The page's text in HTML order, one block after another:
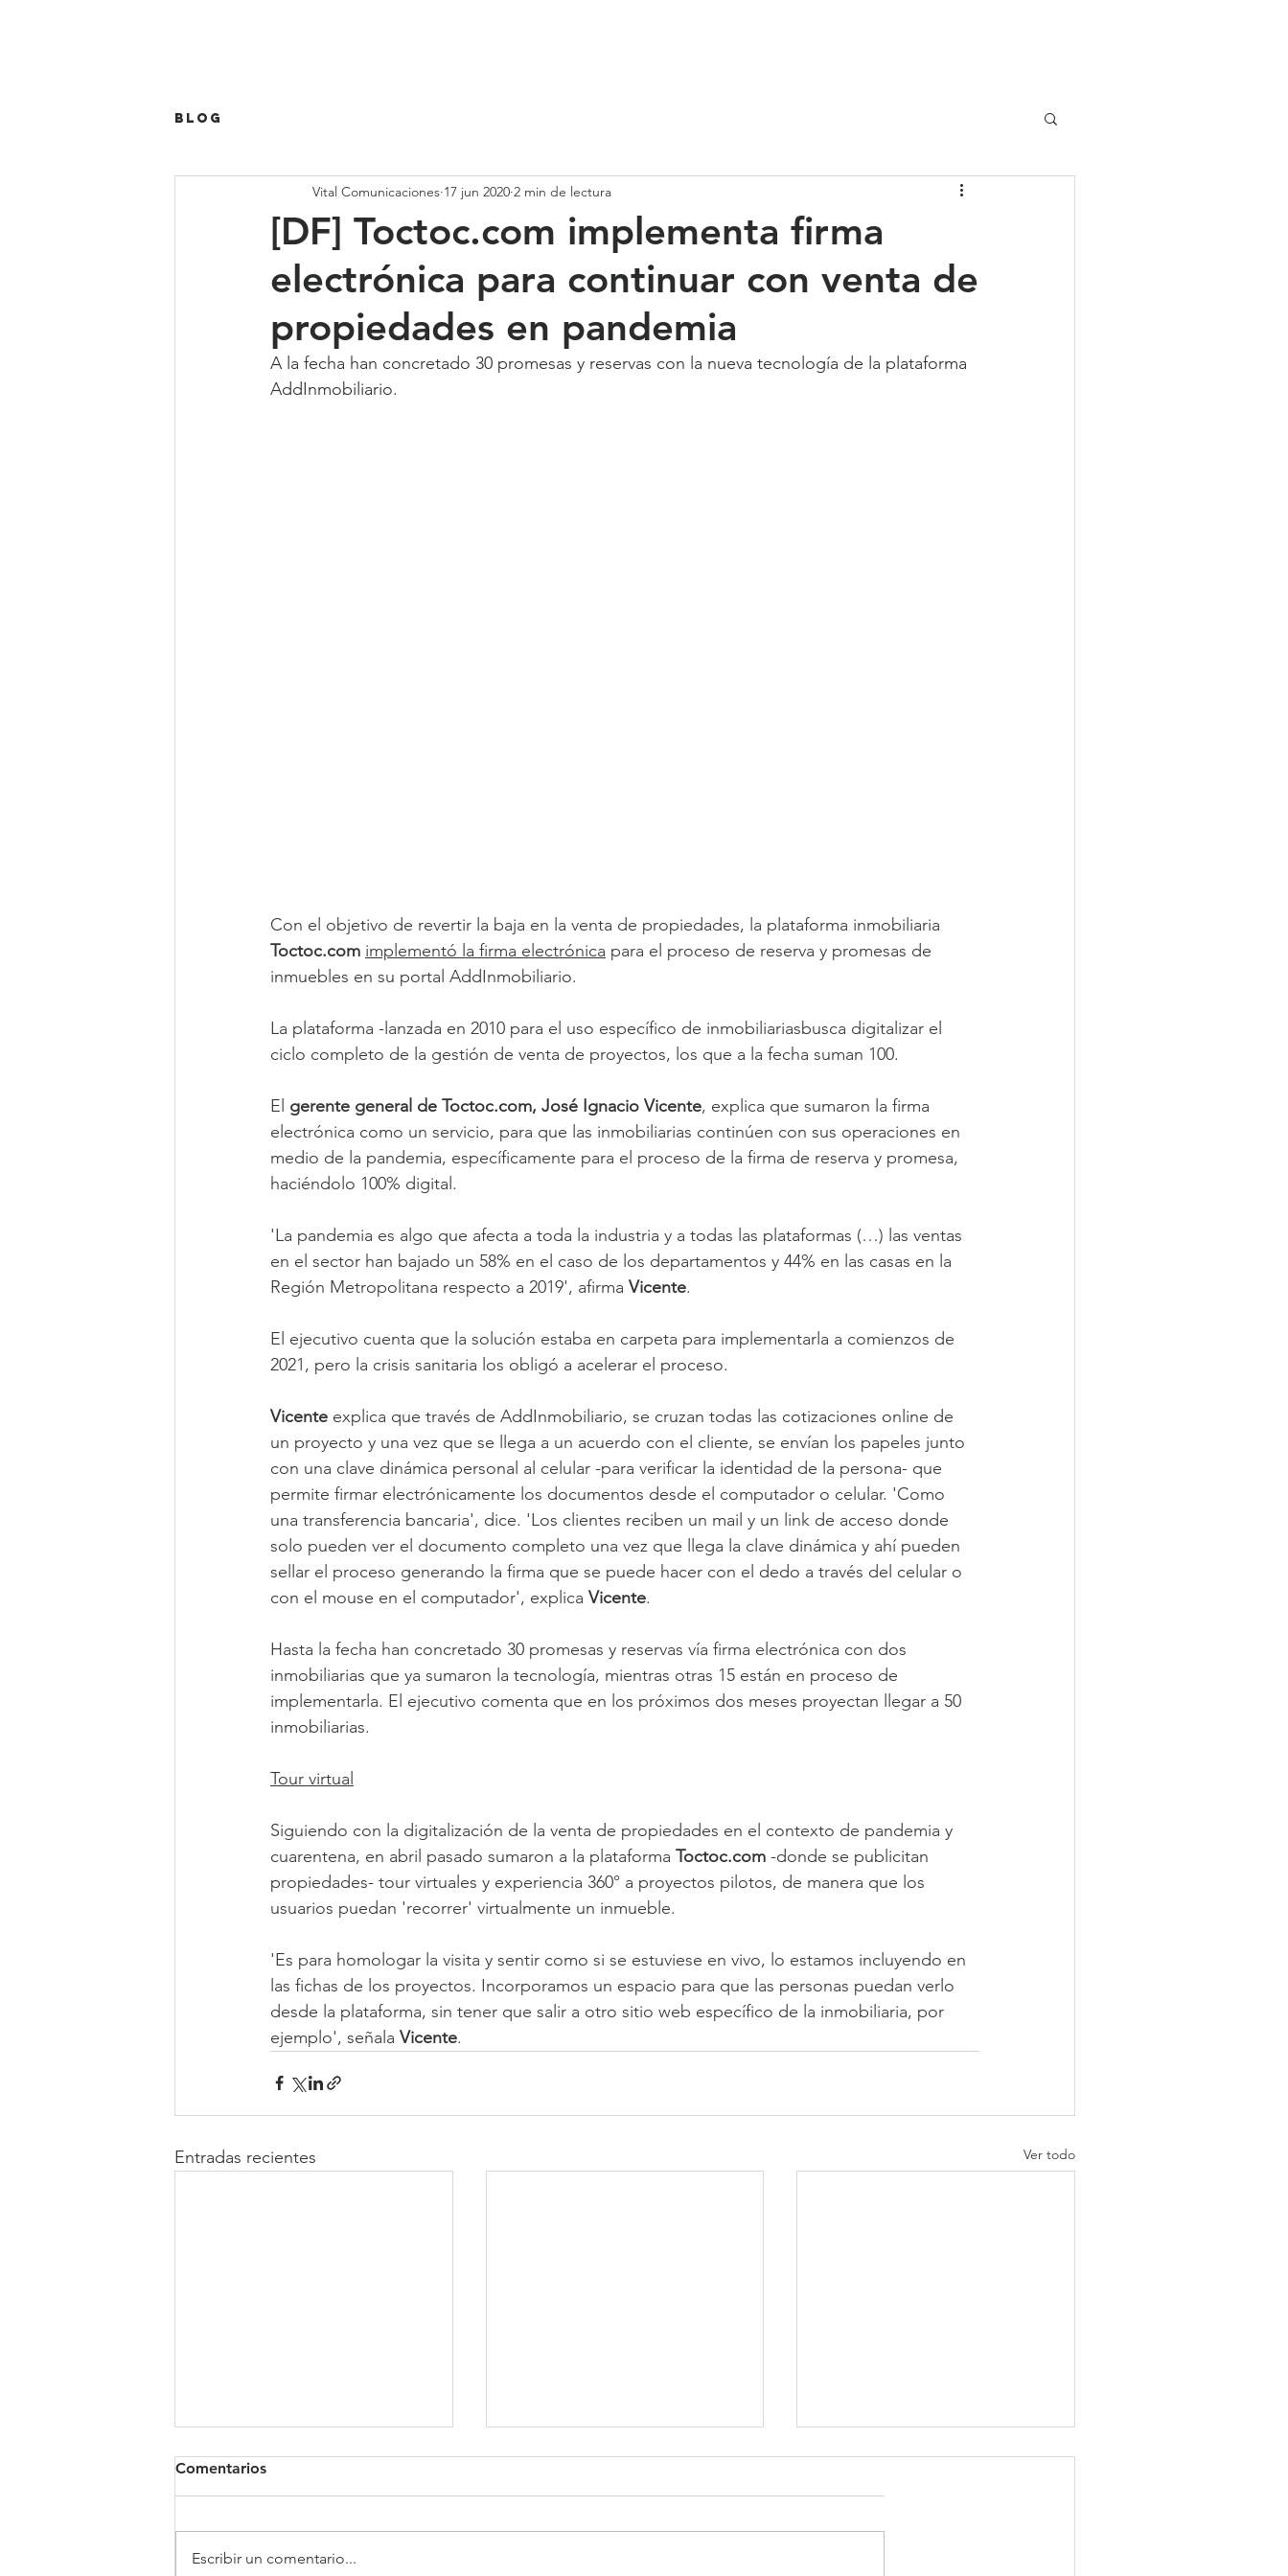
Blog
[DF] Toctoc.com implementa firma
electrónica para continuar con venta de
propiedades en pandemia
Vital Comunicaciones 17 jun 2020 2 min de lectura
A la fecha han concretado 30 promesas y reservas con la nueva tecnología de la plataforma
AddInmobiliario.
Con el objetivo de revertir la baja en la venta de propiedades, la plataforma inmobiliaria
Toctoc.com implementó la firma electrónica para el proceso de reserva y promesas de
inmuebles en su portal AddInmobiliario.
La plataforma -lanzada en 2010 para el uso específico de inmobiliariasbusca digitalizar el
ciclo completo de la gestión de venta de proyectos, los que a la fecha suman 100.
El gerente general de Toctoc.com, José Ignacio Vicente, explica que sumaron la firma
electrónica como un servicio, para que las inmobiliarias continúen con sus operaciones en
medio de la pandemia, específicamente para el proceso de la firma de reserva y promesa,
haciéndolo 100% digital.
'La pandemia es algo que afecta a toda la industria y a todas las plataformas (…) las ventas
en el sector han bajado un 58% en el caso de los departamentos y 44% en las casas en la
Región Metropolitana respecto a 2019', afirma Vicente.
El ejecutivo cuenta que la solución estaba en carpeta para implementarla a comienzos de
2021, pero la crisis sanitaria los obligó a acelerar el proceso.
Vicente explica que través de AddInmobiliario, se cruzan todas las cotizaciones online de
un proyecto y una vez que se llega a un acuerdo con el cliente, se envían los papeles junto
con una clave dinámica personal al celular -para verificar la identidad de la persona- que
permite firmar electrónicamente los documentos desde el computador o celular. 'Como
una transferencia bancaria', dice. 'Los clientes reciben un mail y un link de acceso donde
solo pueden ver el documento completo una vez que llega la clave dinámica y ahí pueden
sellar el proceso generando la firma que se puede hacer con el dedo a través del celular o
con el mouse en el computador', explica Vicente.
Hasta la fecha han concretado 30 promesas y reservas vía firma electrónica con dos
inmobiliarias que ya sumaron la tecnología, mientras otras 15 están en proceso de
implementarla. El ejecutivo comenta que en los próximos dos meses proyectan llegar a 50
inmobiliarias.
Tour virtual
Siguiendo con la digitalización de la venta de propiedades en el contexto de pandemia y
cuarentena, en abril pasado sumaron a la plataforma Toctoc.com -donde se publicitan
propiedades- tour virtuales y experiencia 360° a proyectos pilotos, de manera que los
usuarios puedan 'recorrer' virtualmente un inmueble.
'Es para homologar la visita y sentir como si se estuviese en vivo, lo estamos incluyendo en
las fichas de los proyectos. Incorporamos un espacio para que las personas puedan verlo
desde la plataforma, sin tener que salir a otro sitio web específico de la inmobiliaria, por
ejemplo', señala Vicente.
Entradas recientes Ver todo
Clínica Somno
Comentarios
Escribir un comentario...